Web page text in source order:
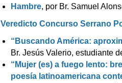
Hambre, por Br. Samuel
Veredicto Concurso Serrano
“Buscando América:
Br. Jesús Valerio, estudiante
“Mujer (es) a fuego lento:
poesía latinoamericana